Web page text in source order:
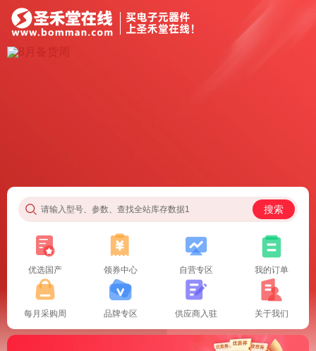
请输入型号、参数、查找全站库存数据1 搜索
优选国产 领券中心 自营专区 我的订单
每月采购周 品牌专区 供应商入驻 关于我们